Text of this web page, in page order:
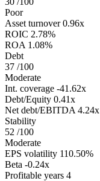
Poor
Asset turnover 0.96x
ROIC 2.78%
ROA 1.08%
Debt
37 /100
Moderate
Int. coverage -41.62x
Debt/Equity 0.41x
Net debt/EBITDA 4.24x
Stability
52 /100
Moderate
EPS volatility 110.50%
Beta -0.24x
Profitable years 4